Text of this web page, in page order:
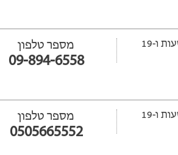
ייפתח עוד 24 שעות ‫ו-19 מספר טלפון
09-894-6558
ייפתח עוד 24 שעות ‫ו-19 מספר טלפון
0505665552